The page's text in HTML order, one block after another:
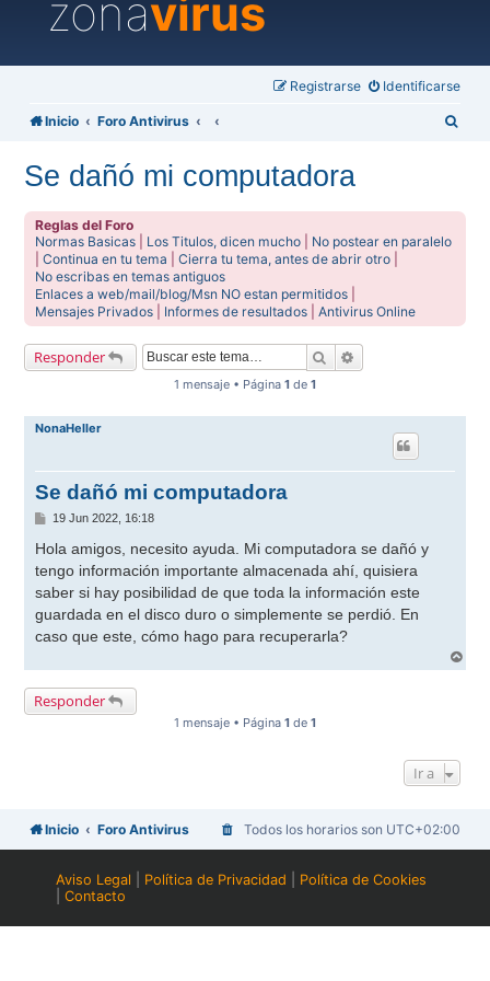
zonavirus
Identificarse
Registrarse
Inicio Foro Antivirus
Se dañó mi computadora
Reglas del Foro
Normas Basicas
Los Titulos, dicen mucho
No postear en paralelo
|Continua en tu tema |Cierra tu tema, antes de abrir otro
No escribas en temas antiguos
Enlaces a web/mail/blog/Msn NO estan permitidos
Mensajes Privados
Informes de resultados |Antivirus Online
Responder Buscar
1 mensaje • Página 1 de 1
NonaHeller
Se dañó mi computadora
M
n
a
j
e
19 Jun 2022, 16:18
Hola amigos, necesito ayuda. Mi computadora se dañó y
tengo información importante almacenada ahí, quisiera
saber si hay posibilidad de que toda la información este
guardada en el disco duro o simplemente se perdió. En
caso que este, cómo hago para recuperarla?
r
Responder
1 mensaje • Página 1 de 1
Ir a
Inicio Foro Antivirus Todos los horarios son UTC+02:00
Aviso Legal Política de Privacidad
Política de Cookies
|Contacto